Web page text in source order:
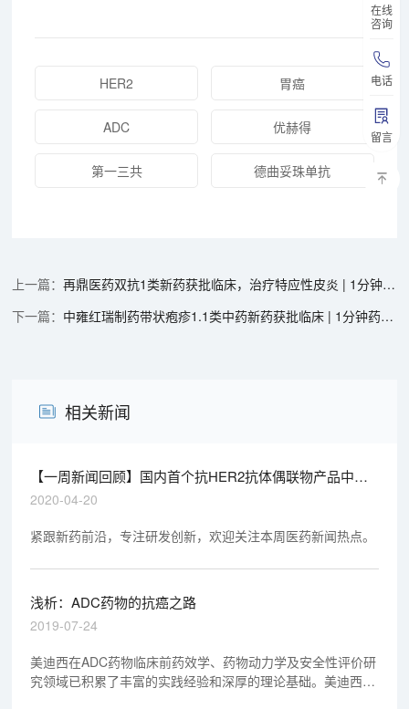
在线
咨询
电话
留言
HER2 胃癌
ADC 优赫得
第一三共 德曲妥珠单抗
再鼎医药双抗1类新药获批临床，治疗特应性皮炎 | 1分钟药闻速览
中雍红瑞制药带状疱疹1.1类中药新药获批临床 | 1分钟药闻速览
相关新闻
【一周新闻回顾】国内首个抗HER2抗体偶联物产品中国
上市
2020-04-20
紧跟新药前沿，专注研发创新，欢迎关注本周医药新闻热点。
浅析：ADC药物的抗癌之路
2019-07-24
美迪西在ADC药物临床前药效学、药物动力学及安全性评价研
究领域已积累了丰富的实践经验和深厚的理论基础。美迪西有